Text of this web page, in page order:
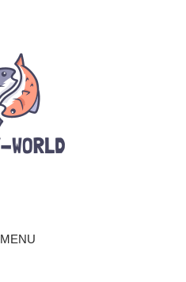
MENU